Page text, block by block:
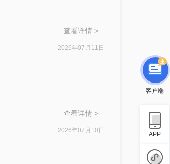
查看详情 >
2026年07月11日
查看详情 >
2026年07月10日
客户端
APP